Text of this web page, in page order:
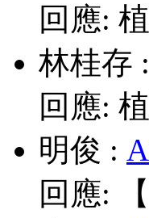
回應:
林桂存 :
回應:
明俊 :
回應: